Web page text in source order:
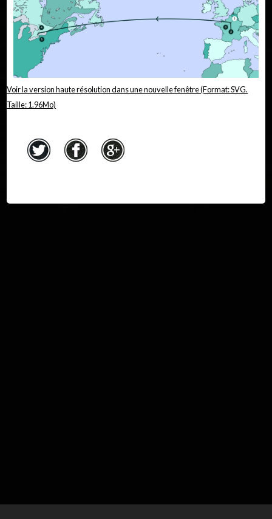
Voir la version haute résolution dans une nouvelle fenêtre (Format: SVG.
Taille: 1.96Mo)